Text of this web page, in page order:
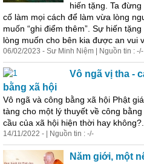
hiến tặng. Ta
cố làm mọi cách để làm vừa lòng
muốn “ghi điểm thêm”. Sự hiến
lòng muốn cho bên kia được an vui
06/02/2023 - Sư Minh Niệm | Nguồn tin : -/-
Vô ngã vị tha -
bằng xã hội
Vô ngã và công bằng xã hội Phật
tàng cho một lý thuyết về công
cầu của xã hội hiện thời hay không?...
14/11/2022 - | Nguồn tin : -/-
Năm giới, một